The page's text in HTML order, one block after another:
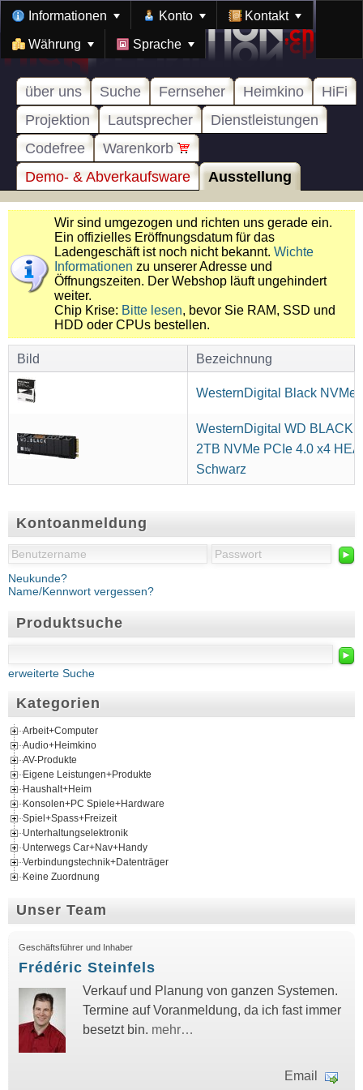
Informationen Konto Kontakt
Währung Sprache
über uns Suche Fernseher Heimkino
HiFi
Projektion
Lautsprecher
Dienstleistungen
Codefree
Warenkorb
Demo- & Abverkaufsware
Ausstellung
Kontoanmeldung
►
Neukunde?
Name/Kennwort vergessen?
Produktsuche
►
erweiterte Suche
Kategorien
Arbeit+Computer
Audio+Heimkino
AV-Produkte
Eigene Leistungen+Produkte
Haushalt+Heim
Konsolen+PC Spiele+Hardware
Spiel+Spass+Freizeit
Unterhaltungselektronik
Unterwegs Car+Nav+Handy
Verbindungstechnik+Datenträger
Keine Zuordnung
Unser Team
Geschäftsführer und Inhaber
Frédéric Steinfels
Verkauf und Planung von ganzen Systemen.
Termine auf Voranmeldung, da ich fast immer
besetzt bin. mehr…
Email
Wir sind umgezogen und richten uns gerade ein.
Ein offizielles Eröffnungsdatum für das
Ladengeschäft ist noch nicht bekannt. Wichte
Informationen zu unserer Adresse und
Öffnungszeiten. Der Webshop läuft ungehindert
weiter.
Chip Krise: Bitte lesen, bevor Sie RAM, SSD und
HDD oder CPUs bestellen.
Bild Bezeichnung
WesternDigital Black NVMe
WesternDigital WD BLACK
2TB NVMe PCIe 4.0 x4
Schwarz